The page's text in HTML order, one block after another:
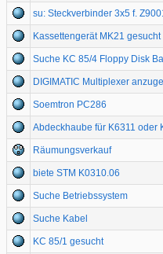
su: Steckverbinder 3x5 f.
Kassettengerät MK21 gesucht
Suche KC 85/4 Floppy Disk
DIGIMATIC Multiplexer
Soemtron PC286
Abdeckhaube für K6311 oder
Räumungsverkauf
biete STM K0310.06
Suche Betriebssystem
Suche Kabel
KC 85/1 gesucht